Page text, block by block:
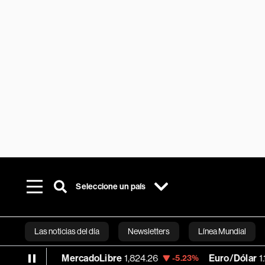
Seleccione un país
Las noticias del día Newsletters Línea Mundial
Bloomberg
MercadoLibre 1,824.26 -5.23% Euro/Dólar 1.1522 -